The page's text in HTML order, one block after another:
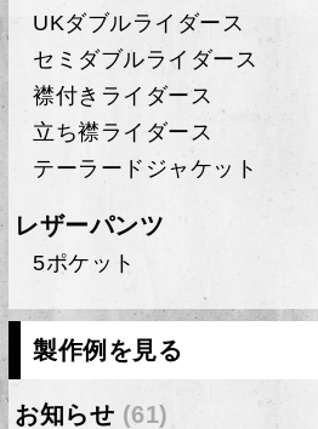
UKダブルライダース
セミダブルライダース
襟付きライダース
立ち襟ライダース
テーラードジャケット
レザーパンツ
5ポケット
製作例を見る
お知らせ (61)